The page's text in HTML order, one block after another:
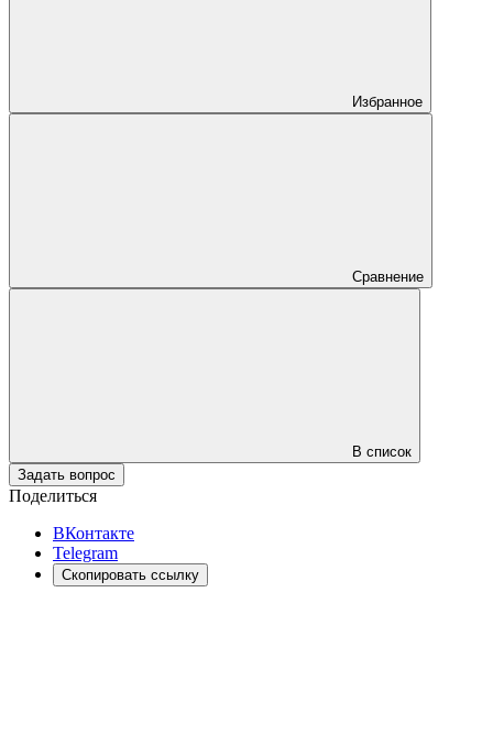
Избранное
Сравнение
В список
Задать вопрос
Поделиться
ВКонтакте
Telegram
Скопировать ссылку